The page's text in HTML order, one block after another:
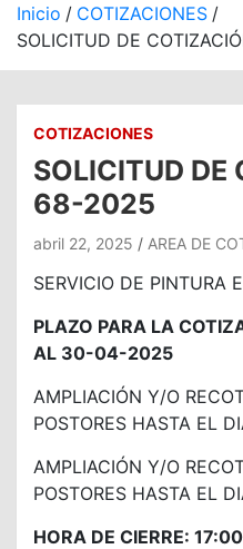
Inicio
COTIZACIONES
SOLICITUD DE
COTIZACIONES
SOLICITUD DE
68-2025
abril 22, 2025 AREA DE
SERVICIO DE PINTURA
PLAZO PARA LA
AL 30-04-2025
AMPLIACIÓN Y/O
POSTORES HASTA EL
AMPLIACIÓN Y/O
POSTORES HASTA EL
HORA DE CIERRE: